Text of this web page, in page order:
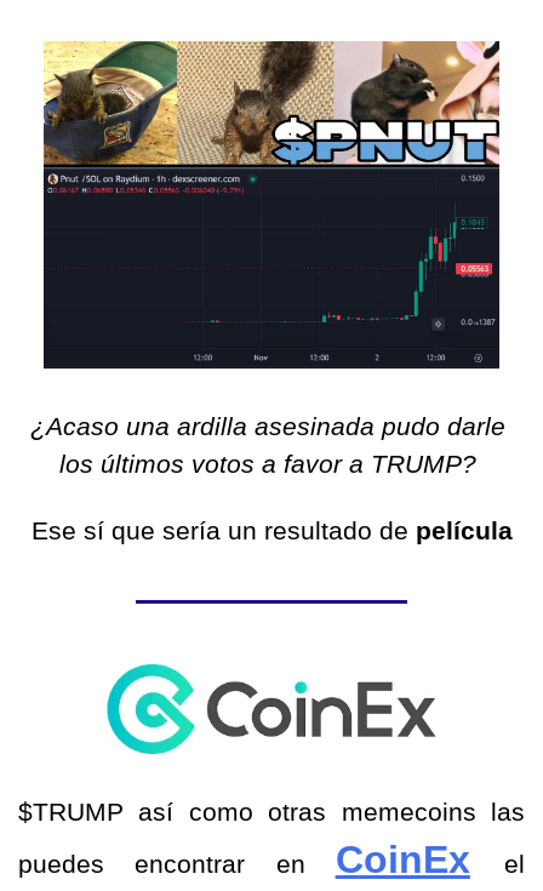
¿Acaso una ardilla asesinada pudo darle
los últimos votos a favor a TRUMP?
Ese sí que sería un resultado de película
$TRUMP así como otras memecoins las
puedes encontrar en CoinEx
el